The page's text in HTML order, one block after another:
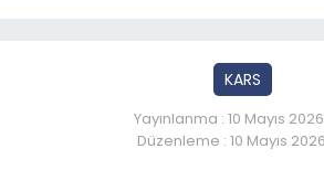
KARS
Yayınlanma : 10 Mayıs
Düzenleme : 10 Mayıs 2026